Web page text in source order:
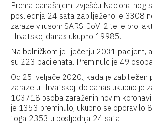
Prema današnjem izvješću Nacionalnog
posljednja 24 sata zabilježeno je 3308
zaraze virusom SARS-CoV-2 te je broj
Hrvatskoj danas ukupno 19985.
Na bolničkom je liječenju 2031 pacijent,
su 223 pacijenata. Preminulo je 49
Od 25. veljače 2020., kada je zabilježen
zaraze u Hrvatskoj, do danas ukupno je
103718 osoba zaraženih novim
je 1353 preminulo, ukupno se oporavilo
toga 2353 u posljednja 24 sata.